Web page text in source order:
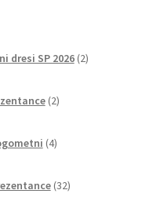
dresi SP 2026 2izdelka
2izdelka
4izdelki
32izdelkov